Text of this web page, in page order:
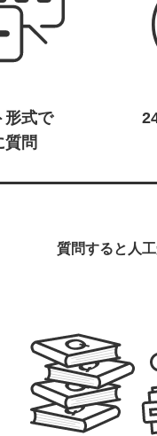
形式で
質問
質問すると人